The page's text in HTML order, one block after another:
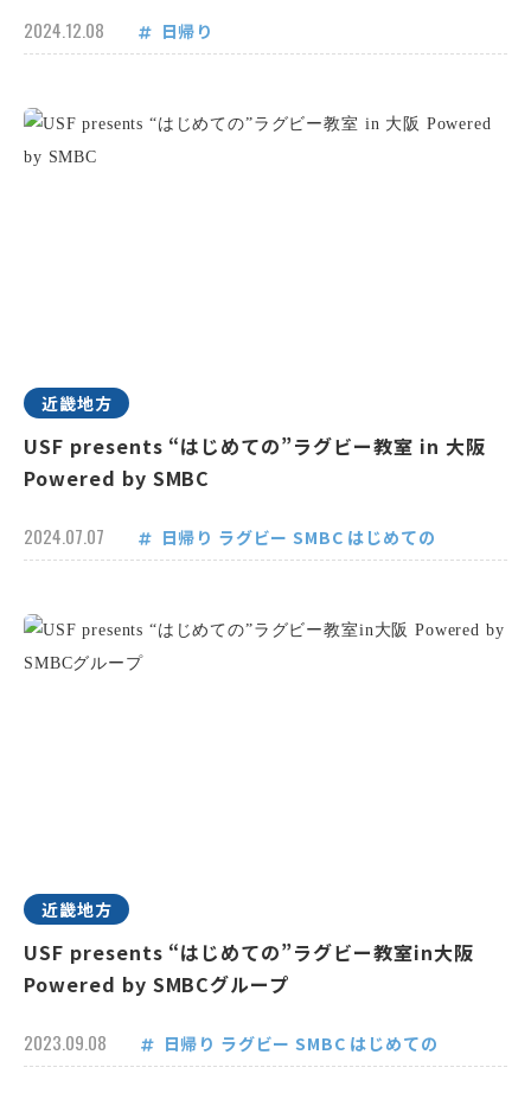
2024.12.08 日帰り
近畿地方
USF presents “はじめての”ラグビー教室 in 大阪
Powered by SMBC
2024.07.07 日帰り ラグビー SMBC はじめての
近畿地方
USF presents “はじめての”ラグビー教室in大阪
Powered by SMBCグループ
2023.09.08 日帰り ラグビー SMBC はじめての